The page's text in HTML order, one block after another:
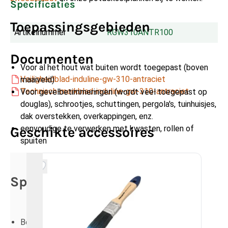
Toepassingsgebieden
Voor al het hout wat buiten wordt toegepast (boven
maaiveld)
Voor gevelbetimmeringen (wordt veel toegepast op
douglas), schrootjes, schuttingen, pergola's, tuinhuisjes,
dak overstekken, overkappingen, enz.
eenvoudige te verwerken met kwasten, rollen of
spuiten
Specificaties
Beschikbaar in; 1L, 5L
Specificaties
Artikelnummer RGW310ANTR100
Documenten
Veiligheidblad-induline-gw-310-antraciet
Technisch-merkblad-induline-gw-310-antraciet
Geschikte accessoires